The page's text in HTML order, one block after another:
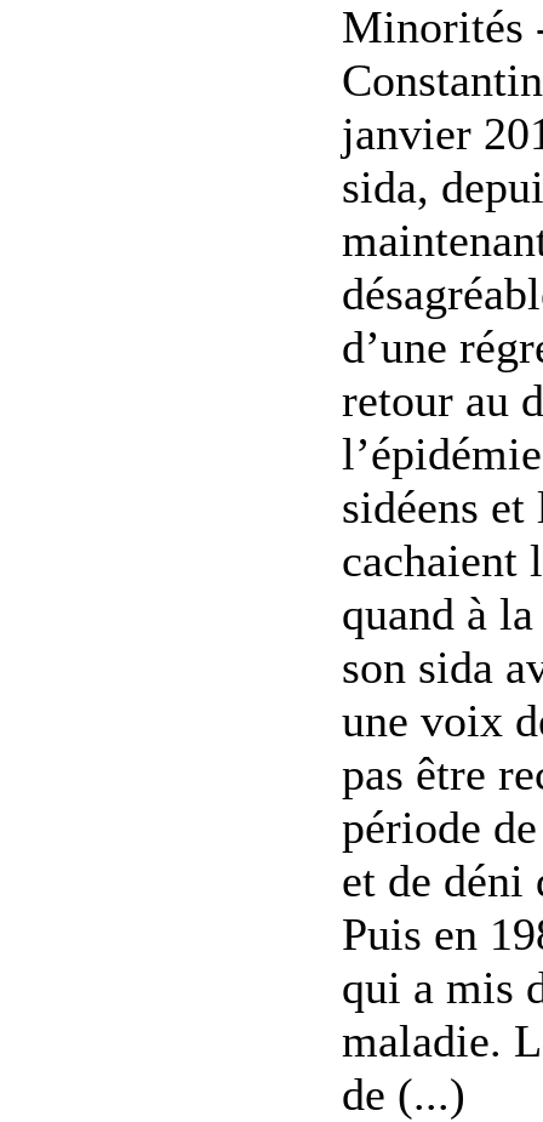
Minorités
janvier
sida,
d’une
retour au
sidéens et
cachaient
quand à
son sida
une voix
pas être
période
et de déni
Puis en
qui a mis
maladie.
de (...)